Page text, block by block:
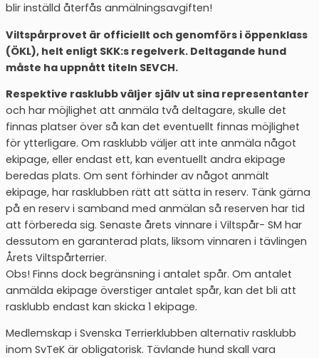
blir inställd återfås anmälningsavgiften!
Viltspårprovet är officiellt och genomförs i öppenklass
(ÖKL), helt enligt SKK:s regelverk. Deltagande hund
måste ha uppnått titeln SEVCH.
Respektive rasklubb väljer själv ut sina representanter
och har möjlighet att anmäla två deltagare, skulle det
finnas platser över så kan det eventuellt finnas möjlighet
för ytterligare. Om rasklubb väljer att inte anmäla något
ekipage, eller endast ett, kan eventuellt andra ekipage
beredas plats. Om sent förhinder av något anmält
ekipage, har rasklubben rätt att sätta in reserv. Tänk gärna
på en reserv i samband med anmälan så reserven har tid
att förbereda sig. Senaste årets vinnare i Viltspår- SM har
dessutom en garanterad plats, liksom vinnaren i tävlingen
Årets Viltspårterrier.
Obs! Finns dock begränsning i antalet spår. Om antalet
anmälda ekipage överstiger antalet spår, kan det bli att
rasklubb endast kan skicka 1 ekipage.
Medlemskap i Svenska Terrierklubben alternativ rasklubb
inom SvTeK är obligatorisk. Tävlande hund skall vara